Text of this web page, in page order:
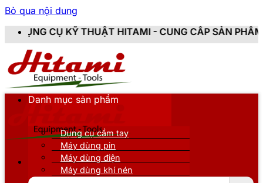
Bỏ qua nội dung
HITAMI - CUNG CẤP SẢN PHẨM CHÍNH HÃNG,
Danh mục sản phẩm
Dụng cụ cầm tay
Máy dùng pin
Máy dùng điện
Máy dùng khí nén